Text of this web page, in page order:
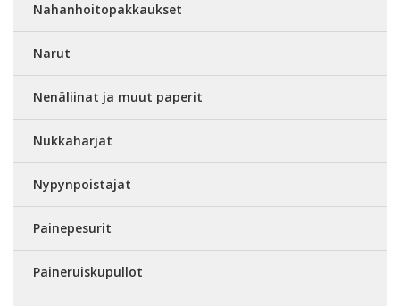
Nahanhoitopakkaukset
Narut
Nenäliinat ja muut paperit
Nukkaharjat
Nypynpoistajat
Painepesurit
Paineruiskupullot